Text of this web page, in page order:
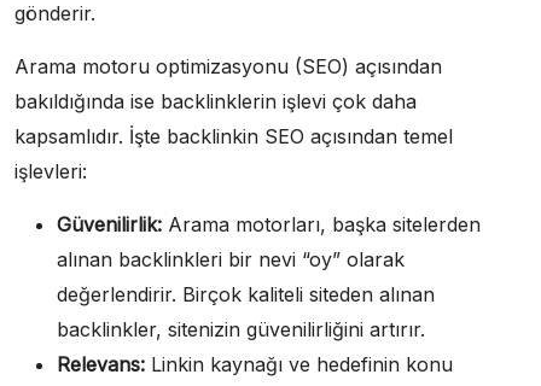
gönderir.
Arama motoru optimizasyonu (SEO) açısından
bakıldığında ise backlinklerin işlevi çok daha
kapsamlıdır. İşte backlinkin SEO açısından temel
işlevleri:
Güvenilirlik: Arama motorları, başka sitelerden
alınan backlinkleri bir nevi “oy” olarak
değerlendirir. Birçok kaliteli siteden alınan
backlinkler, sitenizin güvenilirliğini artırır.
Relevans: Linkin kaynağı ve hedefinin konu